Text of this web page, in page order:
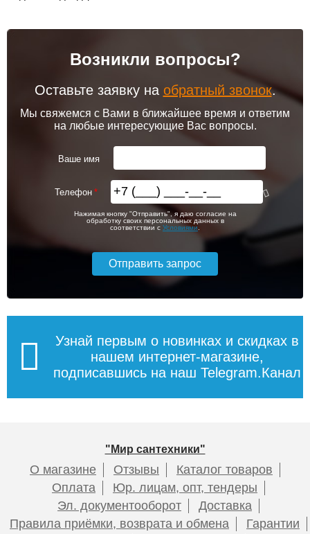
Возникли вопросы?
Оставьте заявку на обратный звонок.
Мы свяжемся с Вами в ближайшее время и ответим
на любые интересующие Вас вопросы.
Ваше имя
Телефон
Нажимая кнопку "Отправить", я даю согласие на
обработку своих персональных данных в
соответствии с Условиями
Узнай первым о новинках и скидках в
нашем интернет-магазине,
подписавшись на наш Telegram.Канал
"Мир сантехники"
О магазине Отзывы
Каталог товаров
Оплата
Юр. лицам, опт, тендеры
Эл. документооборот
Доставка
Правила приёмки, возврата и обмена
Гарантии